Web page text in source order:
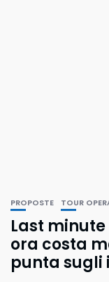
PROPOSTE TOUR
Last
ora costa
punta sugli